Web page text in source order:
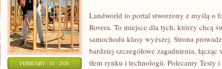
FEBRUARY - 18 - 2026
Landworld to portal stworzony z myślą o
Rovera. To miejsce dla tych, którzy chcą
samochodu klasy wyższej. Strona
bardziej szczegółowe zagadnienia,
tłem rynku i technologii. Polecamy Testy